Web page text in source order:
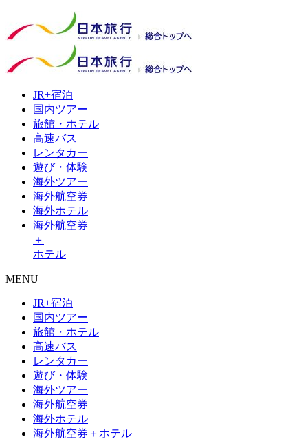
JR+宿泊
国内ツアー
旅館・ ホテル
高速バス
レンタ カー
遊び・ 体験
海外ツアー
海外航空券
海外ホテル
海外航空券
＋
ホテル
MENU
JR+宿泊
国内ツアー
旅館・ホテル
高速バス
レンタカー
遊び・体験
海外ツアー
海外航空券
海外ホテル
海外航空券＋ホテル